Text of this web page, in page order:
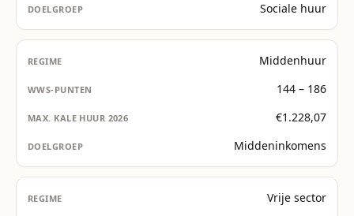
Sociale huur
Middenhuur
144 – 186
€1.228,07
Middeninkomens
Vrije sector